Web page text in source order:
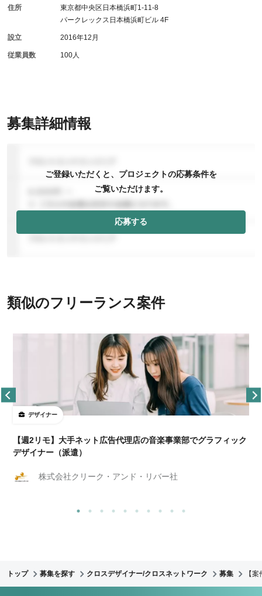
募集詳細情報
ご登録いただくと、プロジェクトの応募条件を
ご覧いただけます。
応募する
住所
東京都中央区日本橋浜町1-11-8
パークレックス日本橋浜町ビル 4F
設立 2016年12月
従業員数 100人
類似のフリーランス案件
デザイナー
【週2リモ】大手ネット広告代理店の音楽事業部でグラフィック
デザイナー（派遣）
株式会社クリーク・アンド・リバー社
トップ 募集を探す クロスデザイナー/クロスネットワーク 募集 【